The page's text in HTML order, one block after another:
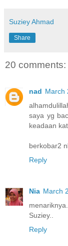
Suziey Ahmad
Share
20 comments:
nad March
saya yg
keadaan kat
berkobar2
Reply
Nia March
Suziey..
Reply